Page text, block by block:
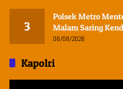
3
Polsek Metro
Malam Saring
06/08/2026
Kapolri